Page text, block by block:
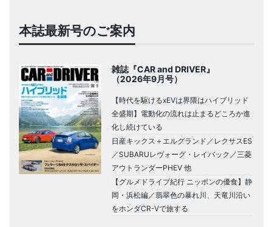
本誌最新号のご案内
雑誌『CAR and DRIVER』
（2026年9月号）
【時代を駆けるxEVは界隈はハイブリッド
全盛期】電動化の流れは止まるどころか進
化し続けている
日産キックス＋エルグランド／レクサスES
／SUBARUレヴォーグ・レイバック／三菱
アウトランダーPHEV 他
【グルメドライブ紀行 ニッポンの優食】静
岡・浜松編／翡翠色の暴れ川、天竜川沿い
をホンダCR-Vで旅する